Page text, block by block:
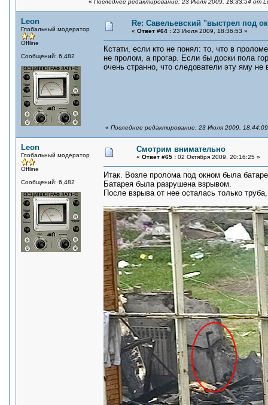
« Последнее редактирование: 23 Июля 2009, 18:33:54 от
Leon
Глобальный модератор
Offline
Сообщений: 6,482
Re: Савельевский "выстрел под
« Ответ #64 : 23 Июля 2009, 18:36:53 »
Кстати, если кто не понял: то, что в
не пролом, а прогар. Если бы доски пола
очень странно, что следователи эту яму
« Последнее редактирование: 23 Июля 2009,
Leon
Глобальный модератор
Offline
Сообщений: 6,482
Смотрим внимательно
« Ответ #65 : 02 Октября 2009, 20:16:25 »
Итак. Возле пролома под окном была
Батарея была разрушена взрывом.
После взрыва от нее осталась только